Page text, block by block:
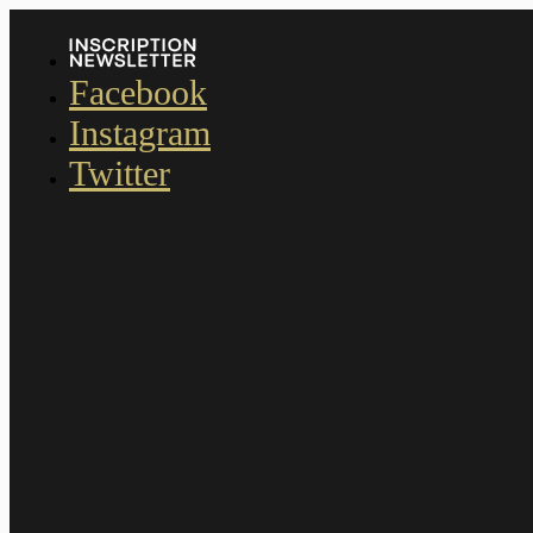
Facebook
Instagram
Twitter